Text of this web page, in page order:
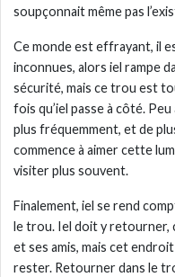
soupçonnait même pas
Ce monde est effrayant, il
inconnues, alors iel rampe
sécurité, mais ce trou est
fois qu’iel passe à côté.
plus fréquemment, et de
commence à aimer cette
visiter plus souvent.
Finalement, iel se rend
le trou. Iel doit y retourner,
et ses amis, mais cet
rester. Retourner dans le